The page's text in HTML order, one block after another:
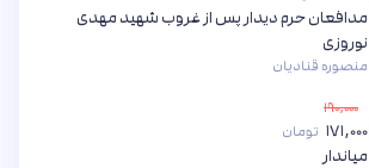
مدافعان حرم دیدار پس از غروب شهید مهدی
نوروزی
منصوره قنادیان
۱۹۰,۰۰۰
۱۷۱,۰۰۰ تومان
میاندار